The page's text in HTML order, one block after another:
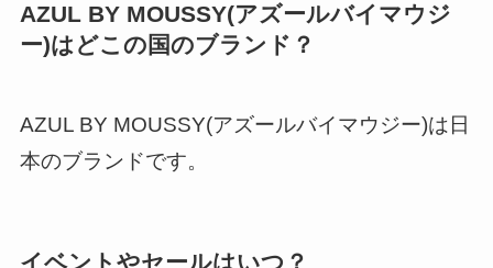
AZUL BY MOUSSY(アズールバイマウジ
ー)はどこの国のブランド？
AZUL BY MOUSSY(アズールバイマウジー)は日
本のブランドです。
イベントやセールはいつ？